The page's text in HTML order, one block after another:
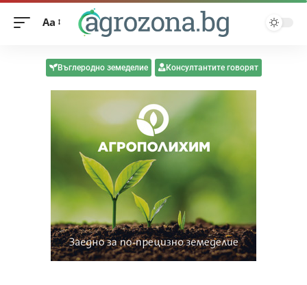
Aa
Въглеродно земеделие Консултантите говорят